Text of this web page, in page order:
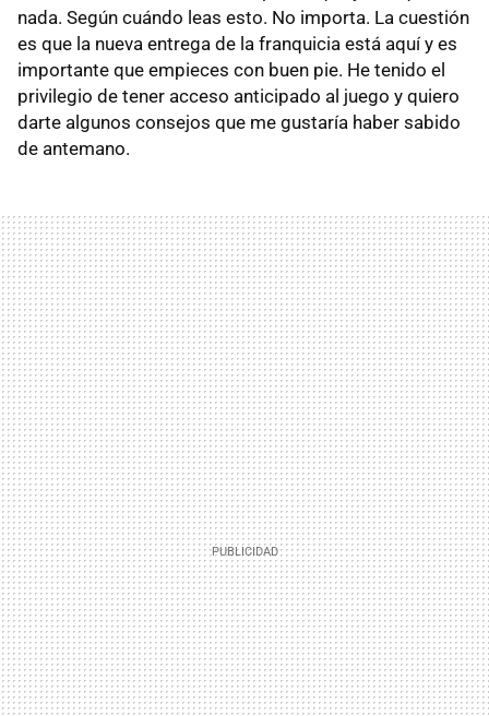
nada. Según cuándo leas esto. No importa. La cuestión
es que la nueva entrega de la franquicia está aquí y es
importante que empieces con buen pie. He tenido el
privilegio de tener acceso anticipado al juego y quiero
darte algunos consejos que me gustaría haber sabido
de antemano.